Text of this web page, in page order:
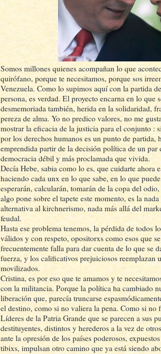
Somos millones quienes acompañan lo que
quirófano, porque te necesitamos, porque sos
Venezuela. Como lo supimos aquí con la partida
persona, es verdad. El proyecto encarna en lo
desmemoriada también, herida en la solidaridad,
pereza de alma. Yo no predico valores, no me
mostrar la eficacia de la justicia para el conjunto :
por los derechos humanos es un punto de partida,
emprendida partir de la decisión política de un
democracia débil y más proclamada que vivida.
Decía Hebe, sabia como lo es, que cuidarte ahora
haciendo cada unx en lo que sabe, en lo que
esperarán, calcularán, tomarán de la copa del
algo pone sobre el tapete este momento, es la
alternativa al kirchnerismo, nada más allá del
feudal.
Hasta ese problema tenemos, la pérdida de todos
válidos y con respeto, opositorxs como esos que
frecuentemente falla para dar cuenta de lo que se
fuerza, y los calificativos prejuiciosos reemplazan
movilizados.
Cristina, es por eso que te amamos y te
con la militancia. Porque la política ha cambiado
liberación que, parecía truncarse
el destino, como si no valiera la pena. Como si no
Líderes de la Patria Grande que se parecen a sus
destituyentes, distintos y herederos a la vez de
ante la opresión de los países poderosos,
tibixs, impulsan otro camino que ya está siendo